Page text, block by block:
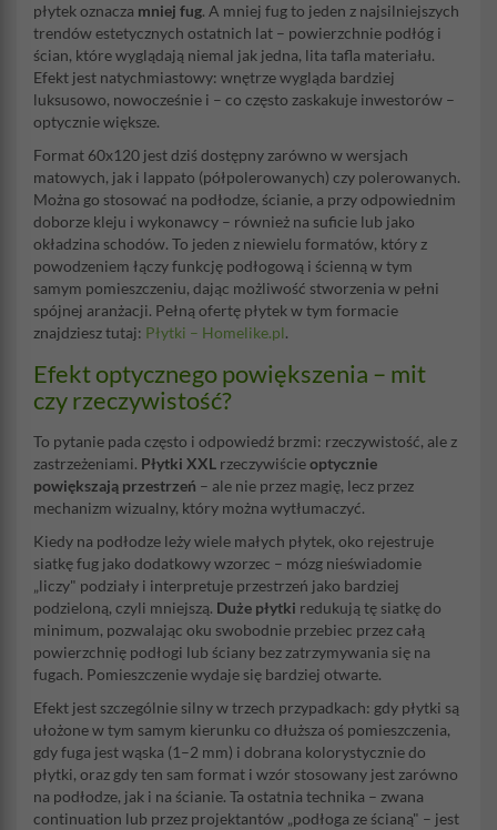
płytek oznacza mniej fug. A mniej fug to jeden z najsilniejszych
trendów estetycznych ostatnich lat – powierzchnie podłóg i
ścian, które wyglądają niemal jak jedna, lita tafla materiału.
Efekt jest natychmiastowy: wnętrze wygląda bardziej
luksusowo, nowocześnie i – co często zaskakuje inwestorów –
optycznie większe.
Format 60x120 jest dziś dostępny zarówno w wersjach
matowych, jak i lappato (półpolerowanych) czy polerowanych.
Można go stosować na podłodze, ścianie, a przy odpowiednim
doborze kleju i wykonawcy – również na suficie lub jako
okładzina schodów. To jeden z niewielu formatów, który z
powodzeniem łączy funkcję podłogową i ścienną w tym
samym pomieszczeniu, dając możliwość stworzenia w pełni
spójnej aranżacji. Pełną ofertę płytek w tym formacie
znajdziesz tutaj: Płytki – Homelike.pl.
Efekt optycznego powiększenia – mit
czy rzeczywistość?
To pytanie pada często i odpowiedź brzmi: rzeczywistość, ale z
zastrzeżeniami. Płytki XXL rzeczywiścieoptycznie
powiększają przestrzeń – ale nie przez magię, lecz przez
mechanizm wizualny, który można wytłumaczyć.
Kiedy na podłodze leży wiele małych płytek, oko rejestruje
siatkę fug jako dodatkowy wzorzec – mózg nieświadomie
„liczy" podziały i interpretuje przestrzeń jako bardziej
podzieloną, czyli mniejszą. Duże płytki redukują tę siatkę do
minimum, pozwalając oku swobodnie przebiec przez całą
powierzchnię podłogi lub ściany bez zatrzymywania się na
fugach. Pomieszczenie wydaje się bardziej otwarte.
Efekt jest szczególnie silny w trzech przypadkach: gdy płytki są
ułożone w tym samym kierunku co dłuższa oś pomieszczenia,
gdy fuga jest wąska (1–2 mm) i dobrana kolorystycznie do
płytki, oraz gdy ten sam format i wzór stosowany jest zarówno
na podłodze, jak i na ścianie. Ta ostatnia technika – zwana
continuation lub przez projektantów „podłoga ze ścianą" – jest